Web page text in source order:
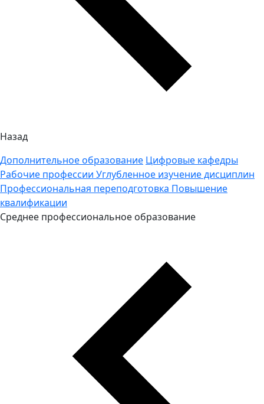
Назад
Дополнительное образование Цифровые кафедры
Рабочие профессии Углубленное изучение дисциплин
Профессиональная переподготовка Повышение
квалификации
Среднее профессиональное образование